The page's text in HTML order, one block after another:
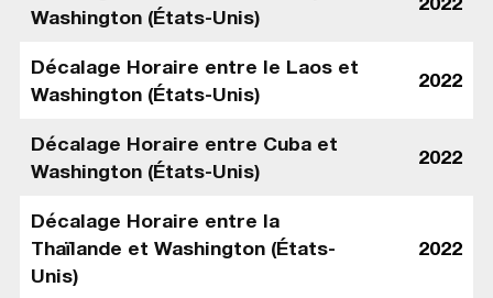
Washington (États-Unis)
Décalage Horaire entre le Laos et
Washington (États-Unis)
2022
Décalage Horaire entre Cuba et
Washington (États-Unis)
2022
Décalage Horaire entre la
Thaïlande et Washington (États-
Unis)
2022